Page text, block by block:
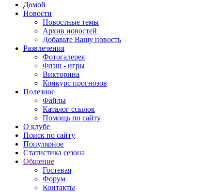
Домой
Новости
Новостные темы
Архив новостей
Добавьте Вашу новость
Развлечения
Фотогалерея
Флэш - игры
Викторина
Конкурс прогнозов
Полезное
Файлы
Каталог ссылок
Помощь по сайту
О клубе
Поиск по сайту
Популярное
Статистика сезона
Общение
Гостевая
Форум
Контакты